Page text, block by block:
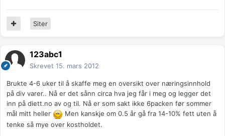
Siter
123abc1
Skrevet 15. mars 2012
Brukte 4-6 uker til å skaffe meg en oversikt over næringsinnhold
på div varer.. Nå er det sånn circa hva jeg får i meg og legger det
inn på diett.no av og til. Nå er som sakt ikke 6packen før sommer
mål mitt heller
Men kanskje om 0.5 år gå fra 14-10% fett uten å
tenke så mye over kostholdet.